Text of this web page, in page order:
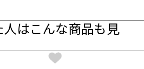
はこんな商品も見